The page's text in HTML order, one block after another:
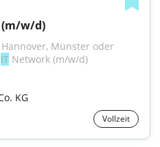
w/d)
Münster oder
IT Network (m/w/d)
KG
Vollzeit